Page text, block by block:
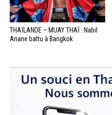
THAÏLANDE – MUAY THAÏ : Nabil
Anane battu à Bangkok